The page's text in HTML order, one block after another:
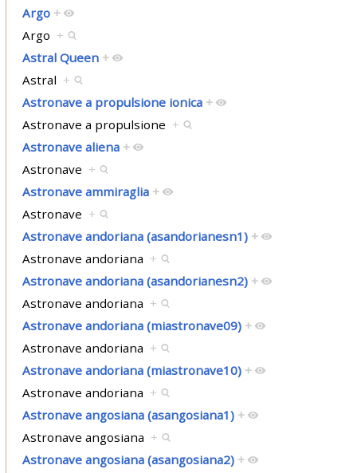
Argo +
Argo +
Astral Queen +
Astral +
Astronave a propulsione ionica +
Astronave a propulsione +
Astronave aliena +
Astronave +
Astronave ammiraglia +
Astronave +
Astronave andoriana (asandorianesn1) +
Astronave andoriana +
Astronave andoriana (asandorianesn2) +
Astronave andoriana +
Astronave andoriana (miastronave09) +
Astronave andoriana +
Astronave andoriana (miastronave10) +
Astronave andoriana +
Astronave angosiana (asangosiana1) +
Astronave angosiana +
Astronave angosiana (asangosiana2) +